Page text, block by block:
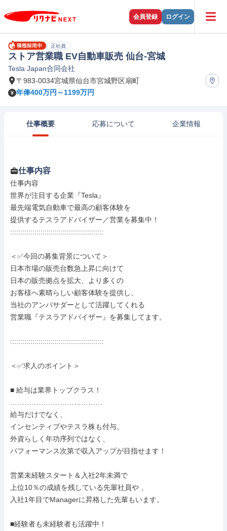
会員登録 ログイン
正社員
ストア営業職 EV自動車販売 仙台-宮城
Tesla Japan合同会社
〒983-0034宮城県仙台市宮城野区扇町
年俸400万円～1199万円
仕事概要 応募について 企業情報
仕事内容
仕事内容
世界が注目する企業『Tesla』
最先端電気自動車で最高の顧客体験を
提供するテスラアドバイザー／営業を募集中！
::::::::::::::::::::::::::::::::::::::::::::::
＜✅今回の募集背景について＞
日本市場の販売台数急上昇に向けて
日本の販売拠点を拡大、より多くの
お客様へ素晴らしい顧客体験を提供し、
当社のアンバサダーとして活躍してくれる
営業職『テスラアドバイザー』を募集してます。
::::::::::::::::::::::::::::::::::::::::::::::
＜✅求人のポイント＞
■ 給与は業界トップクラス！
給与だけでなく、
インセンティブやテスラ株も付与。
外資らしく年功序列ではなく、
パフォーマンス次第で収入アップが目指せます！
営業未経験スタート＆入社2年未満で
上位10％の成績を残している先輩社員や 、
入社1年目でManagerに昇格した先輩もいます。
■経験者も未経験者も活躍中！